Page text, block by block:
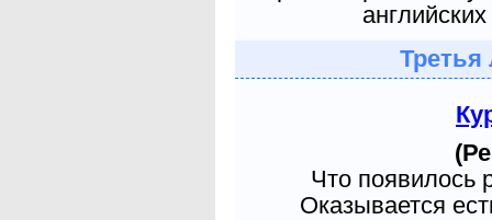
Третья
Что появилось
Оказывается